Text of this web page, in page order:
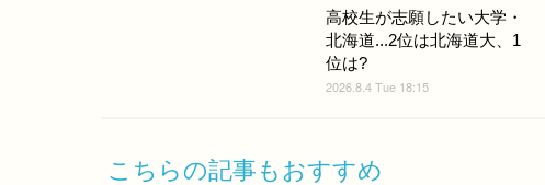
高校生が志願したい大学・
北海道...2位は北海道大、1
位は?
2026.8.4 Tue 18:15
こちらの記事もおすすめ